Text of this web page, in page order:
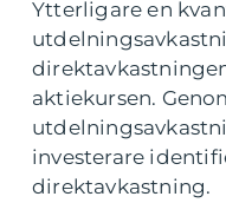
Ytterligare en
aktiekursen.
investerare
direktavkastning.